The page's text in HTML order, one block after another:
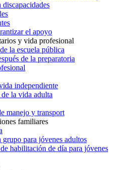
discapacidades
el apoyo
y vida profesional
la escuela pública
de la preparatoria
independiente
la vida adulta
manejo y transport
familiares
grupo para jóvenes adultos
habilitación de día para jóvenes